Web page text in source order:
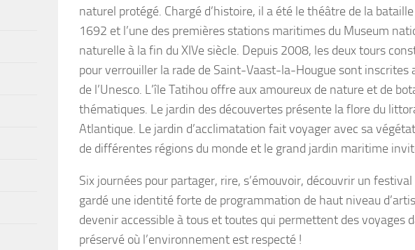
naturel protégé. Chargé d’histoire, il a été le théâtre de la
1692 et l’une des premières stations maritimes du Museum
naturelle à la fin du XIVe siècle. Depuis 2008, les deux tours
pour verrouiller la rade de Saint-Vaast-la-Hougue sont inscrites
de l’Unesco. L’île Tatihou offre aux amoureux de nature et de
thématiques. Le jardin des découvertes présente la flore du
Atlantique. Le jardin d’acclimatation fait voyager avec sa
de différentes régions du monde et le grand jardin maritime
Six journées pour partager, rire, s’émouvoir, découvrir un
gardé une identité forte de programmation de haut niveau
devenir accessible à tous et toutes qui permettent des voyages
préservé où l’environnement est respecté !